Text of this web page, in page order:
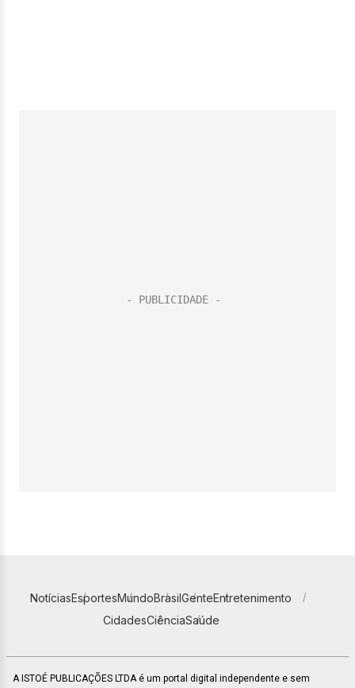
NotíciasEsportesMundoBrasilGenteEntretenimento
CidadesCiênciaSaúde
A ISTOÉ PUBLICAÇÕES LTDA é um portal digital independente e sem